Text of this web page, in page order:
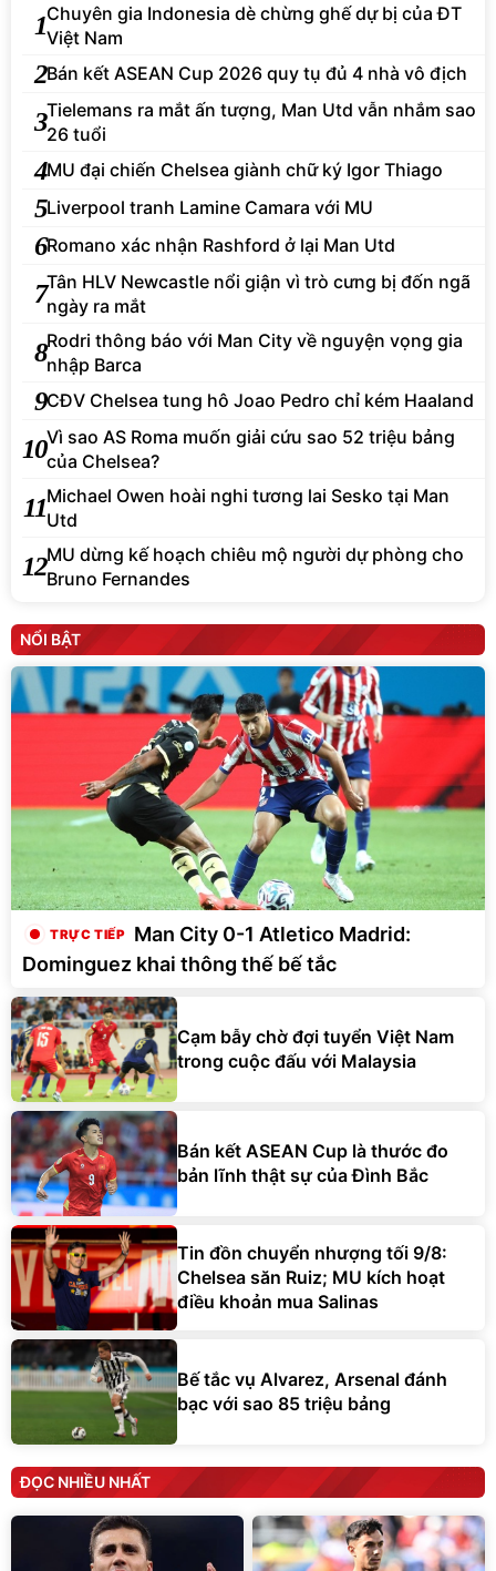
1Chuyên gia Indonesia dè chừng ghế dự bị của ĐT
Việt Nam
2Bán kết ASEAN Cup 2026 quy tụ đủ 4 nhà vô địch
3Tielemans ra mắt ấn tượng, Man Utd vẫn nhắm sao
26 tuổi
4MU đại chiến Chelsea giành chữ ký Igor Thiago
5Liverpool tranh Lamine Camara với MU
6Romano xác nhận Rashford ở lại Man Utd
7Tân HLV Newcastle nổi giận vì trò cưng bị đốn ngã
ngày ra mắt
8Rodri thông báo với Man City về nguyện vọng gia
nhập Barca
9CĐV Chelsea tung hô Joao Pedro chỉ kém Haaland
10Vì sao AS Roma muốn giải cứu sao 52 triệu bảng
của Chelsea?
11Michael Owen hoài nghi tương lai Sesko tại Man
Utd
12MU dừng kế hoạch chiêu mộ người dự phòng cho
Bruno Fernandes
NỔI BẬT
Man City 0-1 Atletico Madrid:
Dominguez khai thông thế bế tắc
Cạm bẫy chờ đợi tuyển Việt Nam
trong cuộc đấu với Malaysia
Bán kết ASEAN Cup là thước đo
bản lĩnh thật sự của Đình Bắc
Tin đồn chuyển nhượng tối 9/8:
Chelsea săn Ruiz; MU kích hoạt
điều khoản mua Salinas
Bế tắc vụ Alvarez, Arsenal đánh
bạc với sao 85 triệu bảng
ĐỌC NHIỀU NHẤT